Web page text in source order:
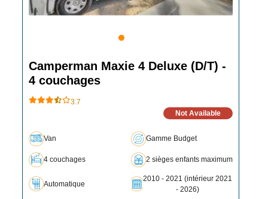
Camperman Maxie 4 Deluxe (D/T) -
4 couchages
3.7
Not Available
Van Gamme Budget
4 couchages 2 sièges enfants maximum
Automatique
2010 - 2021 (intérieur 2021
- 2026)